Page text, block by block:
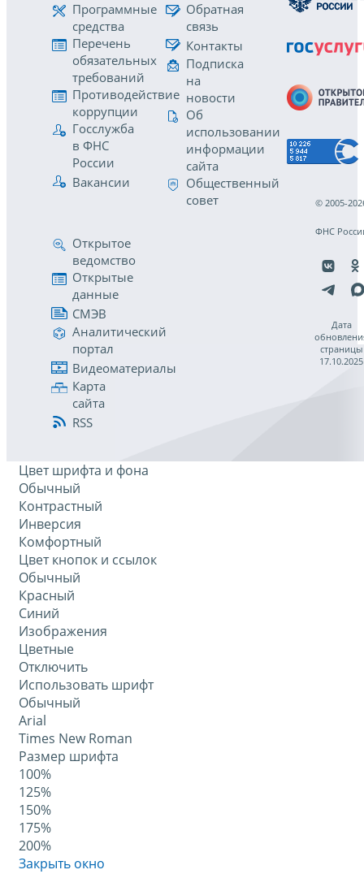
Программные
средства
Перечень
обязательных
требований
Противодействие
коррупции
Госслужба
в ФНС
России
Вакансии
Обратная
связь
Контакты
Подписка
на
новости
Об
использовании
информации
сайта
Общественный
совет
Открытое
ведомство
Открытые
данные
СМЭВ
Аналитический
портал
Видеоматериалы
Карта
сайта
RSS
© 2005-
ФНС
Дата
страницы
17.10.2025
Цвет шрифта и фона
Обычный
Контрастный
Инверсия
Комфортный
Цвет кнопок и ссылок
Обычный
Красный
Синий
Изображения
Цветные
Отключить
Использовать шрифт
Обычный
Arial
Times New Roman
Размер шрифта
100%
125%
150%
175%
200%
Закрыть окно